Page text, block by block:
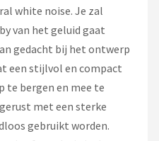
white noise. Je zal
van het geluid gaat
gedacht bij het ontwerp
een stijlvol en compact
te bergen en mee te
met een sterke
gebruikt worden.